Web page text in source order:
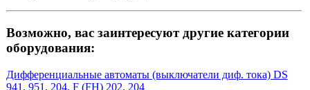
Возможно, вас заинтересуют другие категории
оборудования:
Дифференциальные автоматы (выключатели диф. тока) DS
941, 951, 204, F (FH) 202, 204